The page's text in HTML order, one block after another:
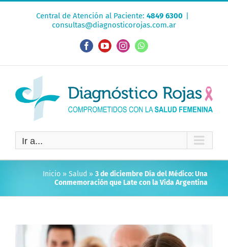
Central de Atención al Paciente: 4849 6300 |
consultas@diagnosticorojas.com.ar
FacebookYouTubeInstagramWhatsApp
Ir a...
Inicio » Salud » 3 de diciembre Día del Médico: Una
Conmemoración que Late con la Vida Argentina